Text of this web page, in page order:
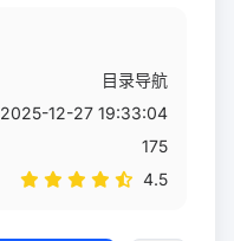
目录导航
2025-12-27 19:33:04
175
4.5